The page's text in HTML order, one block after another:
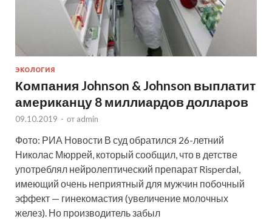
ЭКОЛОГИЯ
Компания Johnson & Johnson выплатит
американцу 8 миллиардов долларов
09.10.2019 - от admin
Фото: РИА Новости В суд обратился 26-летний
Николас Мюррей, который сообщил, что в детстве
употреблял нейролептический препарат Risperdal,
имеющий очень неприятный для мужчин побочный
эффект — гинекомастия (увеличение молочных
желез). Но производитель забыл